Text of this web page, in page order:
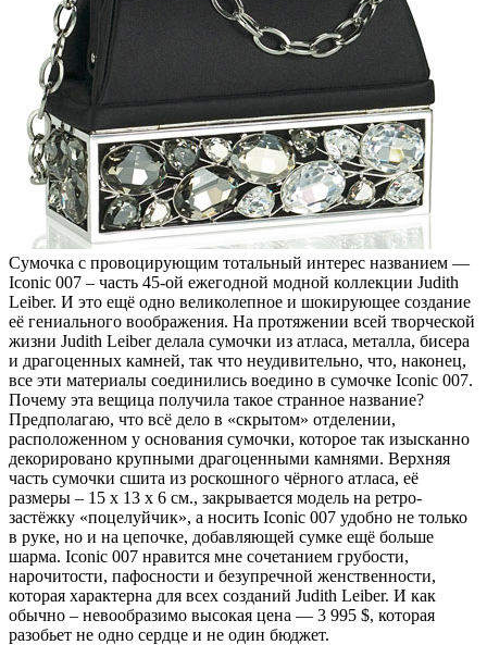
Сумочка с провоцирующим тотальный интерес названием —
Iconic 007 – часть 45-ой ежегодной модной коллекции Judith
Leiber. И это ещё одно великолепное и шокирующее создание
её гениального воображения. На протяжении всей творческой
жизни Judith Leiber делала сумочки из атласа, металла, бисера
и драгоценных камней, так что неудивительно, что, наконец,
все эти материалы соединились воедино в сумочке Iconic 007.
Почему эта вещица получила такое странное название?
Предполагаю, что всё дело в «скрытом» отделении,
расположенном у основания сумочки, которое так изысканно
декорировано крупными драгоценными камнями. Верхняя
часть сумочки сшита из роскошного чёрного атласа, её
размеры – 15 х 13 х 6 см., закрывается модель на ретро-
застёжку «поцелуйчик», а носить Iconic 007 удобно не только
в руке, но и на цепочке, добавляющей сумке ещё больше
шарма. Iconic 007 нравится мне сочетанием грубости,
нарочитости, пафосности и безупречной женственности,
которая характерна для всех созданий Judith Leiber. И как
обычно – невообразимо высокая цена — 3 995 $, которая
разобьет не одно сердце и не один бюджет.